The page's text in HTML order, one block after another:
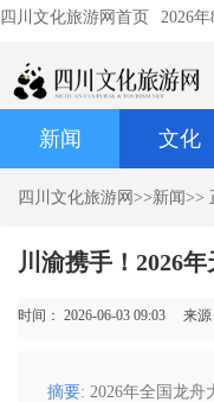
四川文化旅游网首页 2026
新闻 文化
四川文化旅游网 >>新闻>>
川渝携手！2026
时间： 2026-06-03 09:03 来
摘要: 2026年全国龙舟